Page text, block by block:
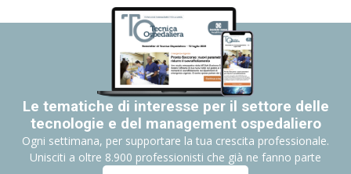
Le tematiche di interesse per il settore delle
tecnologie e del management ospedaliero
Ogni settimana, per supportare la tua crescita professionale.
Unisciti a oltre 8.900 professionisti che già ne fanno parte